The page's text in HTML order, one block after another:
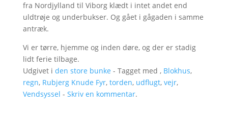
fra Nordjylland til Viborg klædt i intet andet end
uldtrøje og underbukser. Og gået i gågaden i samme
antræk.
Vi er tørre, hjemme og inden døre, og der er stadig
lidt ferie tilbage.
Udgivet i den store bunke - Tagget med , Blokhus,
regn, Rubjerg Knude Fyr, torden, udflugt, vejr,
Vendsyssel - Skriv en kommentar.